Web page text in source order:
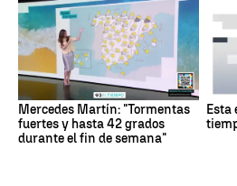
Mercedes Martín: "Tormentas
fuertes y hasta 42 grados
durante el fin de semana"
Esta